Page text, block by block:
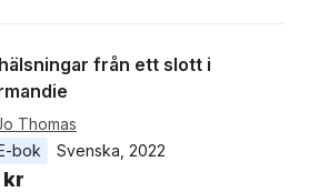
från ett slott i
Thomas
bok
Svenska 2022
kr